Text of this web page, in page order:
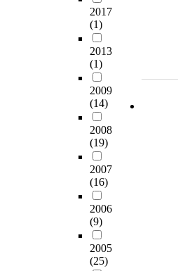
2017
(1)
2013
(1)
2009
(14)
2008
(19)
2007
(16)
2006
(9)
2005
(25)